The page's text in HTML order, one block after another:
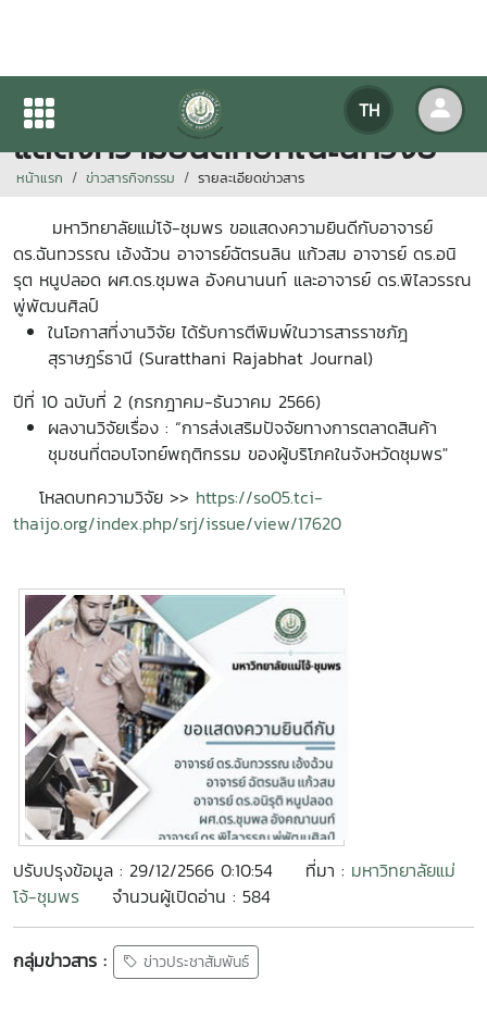
TH
มหาวิทยาลัยแม่โจ้-ชุมพร ขอ
แสดงความยินดีกับคณะนักวิจัย
หน้าแรก ข่าวสารกิจกรรม รายละเอียดข่าวสาร
มหาวิทยาลัยแม่โจ้-ชุมพร ขอแสดงความยินดีกับอาจารย์
ดร.ฉันทวรรณ เอ้งฉ้วน อาจารย์ฉัตรนลิน แก้วสม อาจารย์ ดร.อนิ
รุต หนูปลอด ผศ.ดร.ชุมพล อังคนานนท์ และอาจารย์ ดร.พิไลวรรณ
พู่พัฒนศิลป์
ในโอกาสที่งานวิจัย ได้รับการตีพิมพ์ในวารสารราชภัฎ
สุราษฎร์ธานี (Suratthani Rajabhat Journal)
ปีที่ 10 ฉบับที่ 2 (กรกฎาคม-ธันวาคม 2566)
ผลงานวิจัยเรื่อง : “การส่งเสริมปัจจัยทางการตลาดสินค้า
ชุมชนที่ตอบโจทย์พฤติกรรม ของผู้บริโภคในจังหวัดชุมพร"
โหลดบทความวิจัย >> https://so05.tci-
thaijo.org/index.php/srj/issue/view/17620
ปรับปรุงข้อมูล : 29/12/2566 0:10:54 ที่มา : มหาวิทยาลัยแม่
โจ้-ชุมพร
จำนวนผู้เปิดอ่าน : 584
กลุ่มข่าวสาร : ข่าวประชาสัมพันธ์